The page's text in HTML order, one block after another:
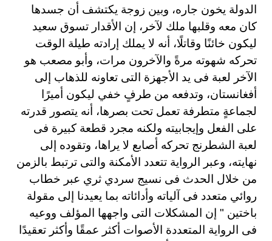
الدولة يخون جاره، وبين زوجة يكتشف أن جسدها
كان معه وقلبها ملك لآخر، إن الأقدار تسوق سعيد
ليكون خائنًا وقاتلًا، أنه لا يملك إرادته طيلة الوقت
تحركه شهوته مرةً والآخرون مرات، وأبو مصعب هو
الآخر لعبة فى يد الأجهزة التى تعاونه للذهاب إلى
أفغانستان، وتدفعه من طرفٍ خفي ليكون أميرًا
لجماعةٍ متطرفة تعمل تحت بصرها، أنه يتصور قدرته
على الفعل وإيجابيته ولكنه مجرد قطعة كبيرة فى
لعبة الشطرنج تحركه أصابع لا يراها، وتقوده إلى
نهايته، وعبر الرواية تتعدد الأمكنة والتى ترتبط بالزمن
من خلال الحدث فى نسيج سردي ثري عبر خطاب
روائي متعدد فى آلياته وأدائاته بما يعيدنا إلى مقولة
باختين " إن المشكلات التى واجهها المؤلف ووعيه
فى الرواية المتعددة الأصوات أكثر عمقًا وأكثر تعقيدًا